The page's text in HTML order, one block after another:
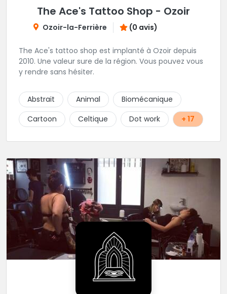
The Ace's Tattoo Shop - Ozoir
Ozoir-la-Ferrière (0 avis)
The Ace's tattoo shop est implanté à Ozoir depuis
2010. Une valeur sure de la région. Vous pouvez vous
y rendre sans hésiter.
Abstrait Animal
Biomécanique
Cartoon
Celtique Dot work + 17